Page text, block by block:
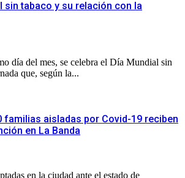
sin tabaco y su relación con la
día del mes, se celebra el Día Mundial sin
que, según la...
familias aisladas por Covid-19 reciben
en La Banda
en la ciudad ante el estado de